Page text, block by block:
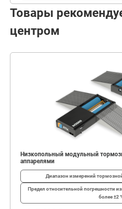
Товары
центром
Низкопольный модульный
аппарелями
Диапазон измерений
Предел относительной погрешности
более ±2